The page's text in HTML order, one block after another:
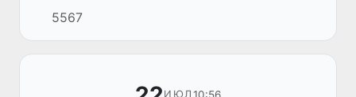
ишлаб чиқилиши бўйича келишувга
эришилди.
5567
ИЮЛ 10:56